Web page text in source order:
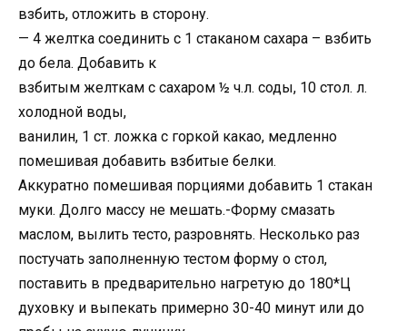
взбить, отложить в сторону.
— 4 желтка соединить с 1 стаканом сахара – взбить
до бела. Добавить к
взбитым желткам с сахаром ½ ч.л. соды, 10 стол. л.
холодной воды,
ванилин, 1 ст. ложка с горкой какао, медленно
помешивая добавить взбитые белки.
Аккуратно помешивая порциями добавить 1 стакан
муки. Долго массу не мешать.-Форму смазать
маслом, вылить тесто, разровнять. Несколько раз
постучать заполненную тестом форму о стол,
поставить в предварительно нагретую до 180*Ц
духовку и выпекать примерно 30-40 минут или до